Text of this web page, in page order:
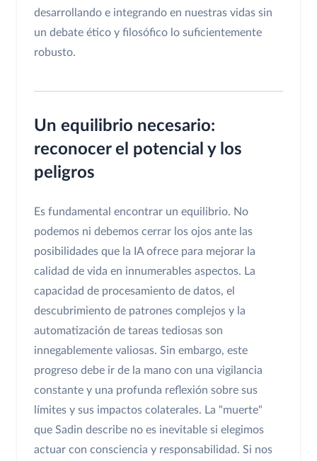
desarrollando e integrando en nuestras vidas sin
un debate ético y filosófico lo suficientemente
robusto.
Un equilibrio necesario:
reconocer el potencial y los
peligros
Es fundamental encontrar un equilibrio. No
podemos ni debemos cerrar los ojos ante las
posibilidades que la IA ofrece para mejorar la
calidad de vida en innumerables aspectos. La
capacidad de procesamiento de datos, el
descubrimiento de patrones complejos y la
automatización de tareas tediosas son
innegablemente valiosas. Sin embargo, este
progreso debe ir de la mano con una vigilancia
constante y una profunda reflexión sobre sus
límites y sus impactos colaterales. La "muerte"
que Sadin describe no es inevitable si elegimos
actuar con consciencia y responsabilidad. Si nos